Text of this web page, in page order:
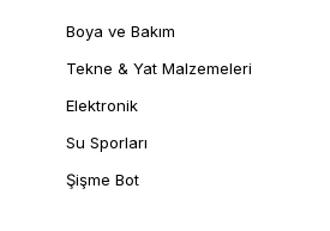
Boya ve Bakım
Tekne & Yat Malzemeleri
Elektronik
Su Sporları
Şişme Bot